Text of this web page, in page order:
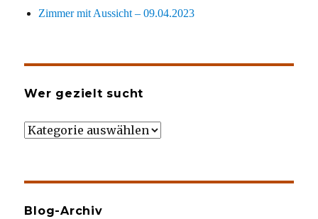
Zimmer mit Aussicht – 09.04.2023
Wer gezielt sucht
Wer
Blog-Archiv